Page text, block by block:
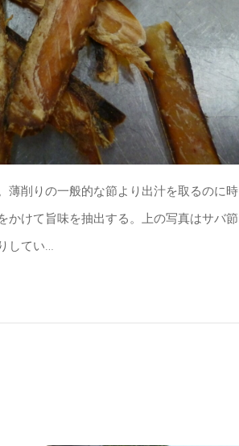
薄削りの一般的な節より出汁を取るのに時
かけて旨味を抽出する。上の写真はサバ節
してい…